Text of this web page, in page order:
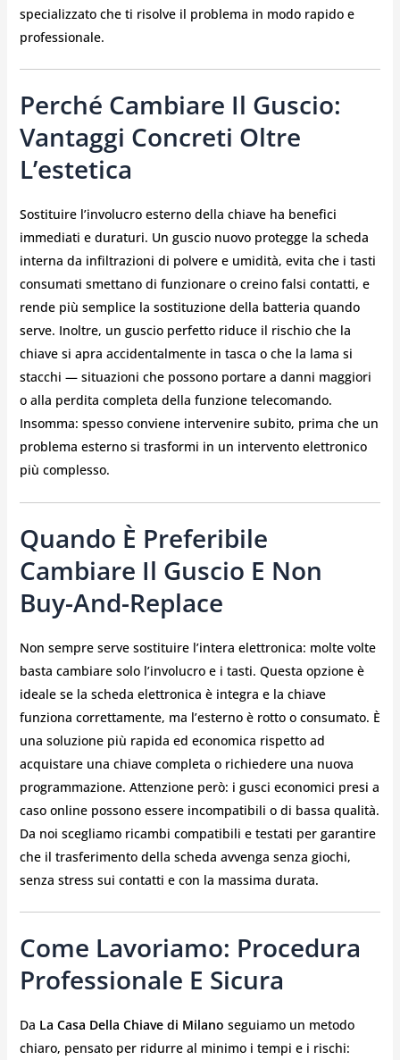
specializzato che ti risolve il problema in modo rapido e
professionale.
Perché Cambiare Il Guscio:
Vantaggi Concreti Oltre
L’estetica
Sostituire l’involucro esterno della chiave ha benefici
immediati e duraturi. Un guscio nuovo protegge la scheda
interna da infiltrazioni di polvere e umidità, evita che i tasti
consumati smettano di funzionare o creino falsi contatti, e
rende più semplice la sostituzione della batteria quando
serve. Inoltre, un guscio perfetto riduce il rischio che la
chiave si apra accidentalmente in tasca o che la lama si
stacchi — situazioni che possono portare a danni maggiori
o alla perdita completa della funzione telecomando.
Insomma: spesso conviene intervenire subito, prima che un
problema esterno si trasformi in un intervento elettronico
più complesso.
Quando È Preferibile
Cambiare Il Guscio E Non
Buy-And-Replace
Non sempre serve sostituire l’intera elettronica: molte volte
basta cambiare solo l’involucro e i tasti. Questa opzione è
ideale se la scheda elettronica è integra e la chiave
funziona correttamente, ma l’esterno è rotto o consumato. È
una soluzione più rapida ed economica rispetto ad
acquistare una chiave completa o richiedere una nuova
programmazione. Attenzione però: i gusci economici presi a
caso online possono essere incompatibili o di bassa qualità.
Da noi scegliamo ricambi compatibili e testati per garantire
che il trasferimento della scheda avvenga senza giochi,
senza stress sui contatti e con la massima durata.
Come Lavoriamo: Procedura
Professionale E Sicura
Da La Casa Della Chiave di Milano seguiamo un metodo
chiaro, pensato per ridurre al minimo i tempi e i rischi: